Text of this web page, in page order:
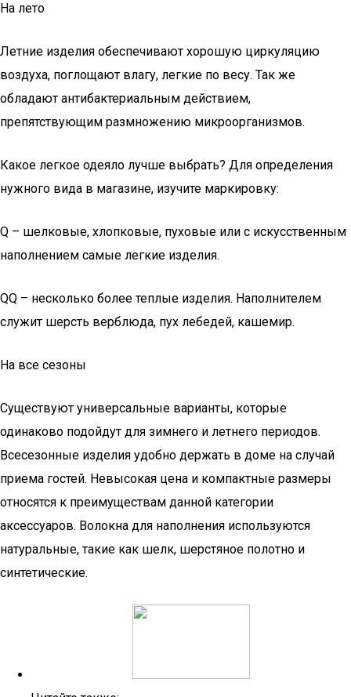
На лето
Летние изделия обеспечивают хорошую циркуляцию
воздуха, поглощают влагу, легкие по весу. Так же
обладают антибактериальным действием,
препятствующим размножению микроорганизмов.
Какое легкое одеяло лучше выбрать? Для определения
нужного вида в магазине, изучите маркировку:
Q – шелковые, хлопковые, пуховые или с искусственным
наполнением самые легкие изделия.
QQ – несколько более теплые изделия. Наполнителем
служит шерсть верблюда, пух лебедей, кашемир.
На все сезоны
Существуют универсальные варианты, которые
одинаково подойдут для зимнего и летнего периодов.
Всесезонные изделия удобно держать в доме на случай
приема гостей. Невысокая цена и компактные размеры
относятся к преимуществам данной категории
аксессуаров. Волокна для наполнения используются
натуральные, такие как шелк, шерстяное полотно и
синтетические.